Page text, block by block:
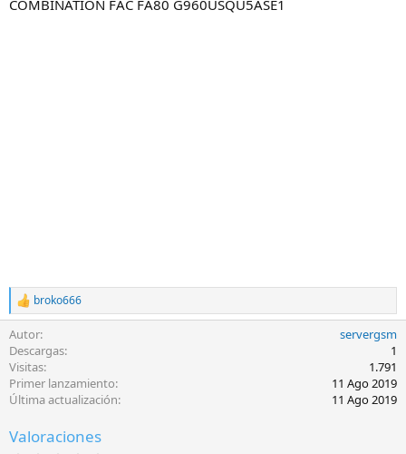
COMBINATION FAC FA80 G960USQU5ASE1
R
e
a
c
c
i
o
n
s
broko666
Autor
servergsm
Descargas
1
Visitas
1.791
Primer lanzamiento
11 Ago 2019
Última actualización
11 Ago 2019
Valoraciones